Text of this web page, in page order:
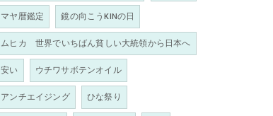
マヤ暦鑑定
鏡の向こうKINの日
ムヒカ 世界でいちばん貧しい大統領から日本へ
安い
ウチワサボテンオイル
アンチエイジング
ひな祭り